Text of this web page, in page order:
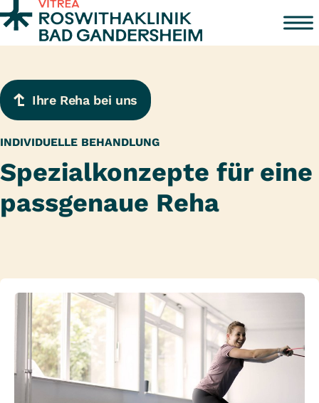
Zum Inhalt springen
Ihre Reha bei uns
INDIVIDUELLE BEHANDLUNG
Spezialkonzepte für eine
passgenaue Reha